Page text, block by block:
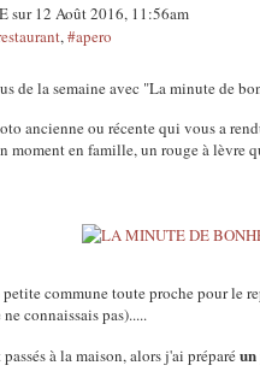
sur 12 Août 2016, 11:56am
,#apero
de la semaine avec "La minute de
ancienne ou récente qui vous a
moment en famille, un rouge à lèvre
commune toute proche pour le
connaissais pas).....
à la maison, alors j'ai préparé